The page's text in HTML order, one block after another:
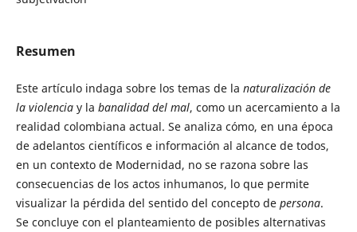
Resumen
Este artículo indaga sobre los temas de la naturalización de
la violencia y la banalidad del mal, como un acercamiento a la
realidad colombiana actual. Se analiza cómo, en una época
de adelantos científicos e información al alcance de todos,
en un contexto de Modernidad, no se razona sobre las
consecuencias de los actos inhumanos, lo que permite
visualizar la pérdida del sentido del concepto de persona.
Se concluye con el planteamiento de posibles alternativas